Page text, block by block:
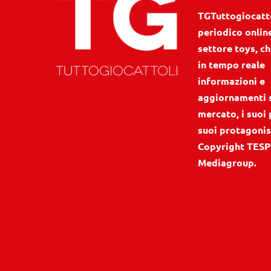
periodico
settore toys,
in tempo reale
informazioni e
aggiornamenti
mercato, i
suoi
Copyright
Mediagroup.